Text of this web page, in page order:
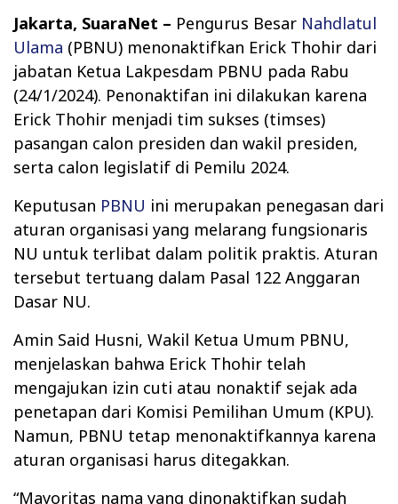
Jakarta, SuaraNet – Pengurus Besar Nahdlatul
Ulama (PBNU) menonaktifkan Erick Thohir dari
jabatan Ketua Lakpesdam PBNU pada Rabu
(24/1/2024). Penonaktifan ini dilakukan karena
Erick Thohir menjadi tim sukses (timses)
pasangan calon presiden dan wakil presiden,
serta calon legislatif di Pemilu 2024.
Keputusan PBNU ini merupakan penegasan dari
aturan organisasi yang melarang fungsionaris
NU untuk terlibat dalam politik praktis. Aturan
tersebut tertuang dalam Pasal 122 Anggaran
Dasar NU.
Amin Said Husni, Wakil Ketua Umum PBNU,
menjelaskan bahwa Erick Thohir telah
mengajukan izin cuti atau nonaktif sejak ada
penetapan dari Komisi Pemilihan Umum (KPU).
Namun, PBNU tetap menonaktifkannya karena
aturan organisasi harus ditegakkan.
“Mayoritas nama yang dinonaktifkan sudah